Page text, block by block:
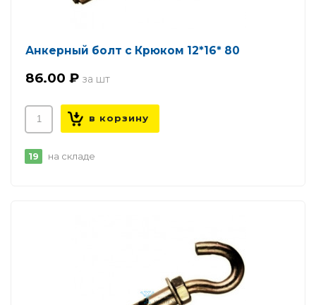
Анкерный болт с Крюком 12*16* 80
86.00 ₽
19 на складе